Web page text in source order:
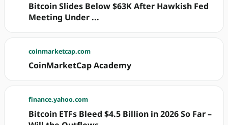
Bitcoin Slides Below $63K After Hawkish Fed
Meeting Under ...
coinmarketcap.com
CoinMarketCap Academy
finance.yahoo.com
Bitcoin ETFs Bleed $4.5 Billion in 2026 So Far –